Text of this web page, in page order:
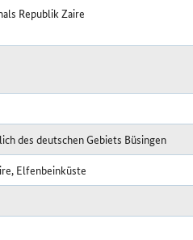
Republik Zaire
des deutschen Gebiets Büsingen
Elfenbeinküste